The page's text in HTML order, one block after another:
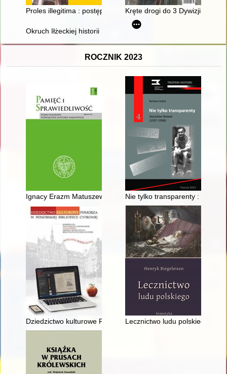
Proles illegitima : postępowanie wobec dzieci w praktyce
Kręte drogi do 3 Dywizji
Okruch Iłżeckiej historii : na tle wydarzeń w Polsce
ROCZNIK 2023
Ignacy Erazm Matuszewski - krytyk i filozof literatury
Nie tylko transparenty :
Dziedzictwo kulturowe Pomorza w Pomorskiej Bibliotece
Lecznictwo ludu polskiego